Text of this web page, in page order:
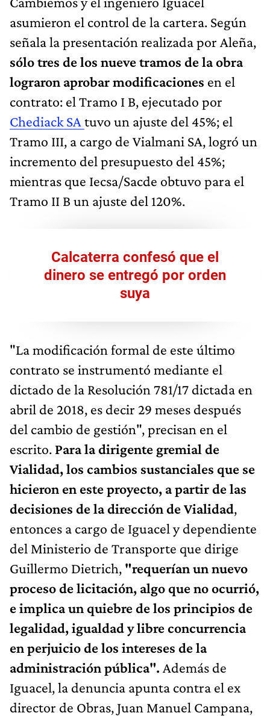
asumieron el control de la cartera. Según
señala la presentación realizada por Aleña,
sólo tres de los nueve tramos de la obra
lograron aprobar modificaciones en el
contrato: el Tramo I B, ejecutado por
Chediack SA tuvo un ajuste del 45%; el
Tramo III, a cargo de Vialmani SA, logró un
incremento del presupuesto del 45%;
mientras que Iecsa/Sacde obtuvo para el
Tramo II B un ajuste del 120%.
Calcaterra confesó que el
dinero se entregó por orden
suya
"La modificación formal de este último
contrato se instrumentó mediante el
dictado de la Resolución 781/17 dictada en
abril de 2018, es decir 29 meses después
del cambio de gestión", precisan en el
escrito. Para la dirigente gremial de
Vialidad, los cambios sustanciales que se
hicieron en este proyecto, a partir de las
decisiones de la dirección de Vialidad,
entonces a cargo de Iguacel y dependiente
del Ministerio de Transporte que dirige
Guillermo Dietrich, "requerían un nuevo
proceso de licitación, algo que no ocurrió,
e implica un quiebre de los principios de
legalidad, igualdad y libre concurrencia
en perjuicio de los intereses de la
administración pública". Además de
Iguacel, la denuncia apunta contra el ex
director de Obras, Juan Manuel Campana,